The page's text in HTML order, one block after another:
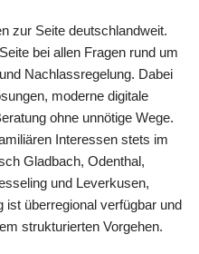
zur Seite deutschlandweit.
bei allen Fragen rund um
Nachlassregelung. Dabei
moderne digitale
ohne unnötige Wege.
Interessen stets im
Gladbach, Odenthal,
und Leverkusen,
ist überregional verfügbar und
strukturierten Vorgehen.